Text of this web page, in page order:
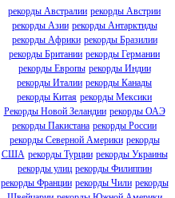
рекорды Австралии рекорды Австрии
рекорды Азии рекорды Антарктиды
рекорды Африки рекорды Бразилии
рекорды Британии рекорды Германии
рекорды Европы рекорды Индии
рекорды Италии рекорды Канады
рекорды Китая рекорды Мексики
Рекорды Новой Зеландии рекорды ОАЭ
рекорды Пакистана рекорды России
рекорды Северной Америки рекорды
США рекорды Турции рекорды Украины
рекорды улиц рекорды Филиппин
рекорды Франции рекорды Чили рекорды